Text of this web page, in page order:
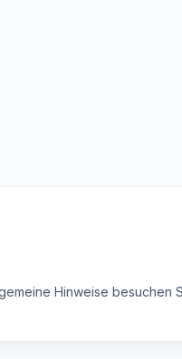
Hinweise besuchen